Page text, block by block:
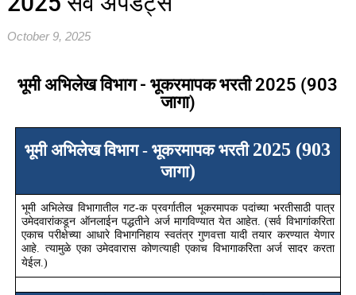
October 9, 2025
भूमी अभिलेख विभाग - भूकरमापक भरती 2025 (903
जागा)
भूमी अभिलेख विभाग - भूकरमापक भरती 2025 (903
जागा)
भूमी अभिलेख विभागातील गट-क प्रवर्गातील भूकरमापक पदांच्या भरतीसाठी पात्र
उमेदवारांकडून ऑनलाईन पद्धतीने अर्ज मागविण्यात येत आहेत. (सर्व विभागांकरिता
एकाच परीक्षेच्या आधारे विभागनिहाय स्वतंत्र गुणवत्ता यादी तयार करण्यात येणार
आहे. त्यामुळे एका उमेदवारास कोणत्याही एकाच विभागाकरिता अर्ज सादर करता
येईल.)